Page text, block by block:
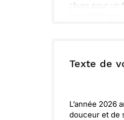
rêves pour un
Texte de
L’année 2026
douceur et de